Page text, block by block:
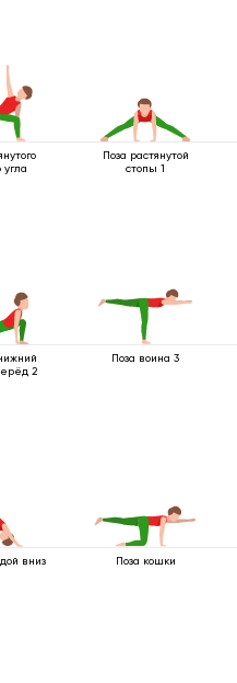
угла
Поза растянутой
стопы 1
2
Поза воина 3
вниз Поза кошки